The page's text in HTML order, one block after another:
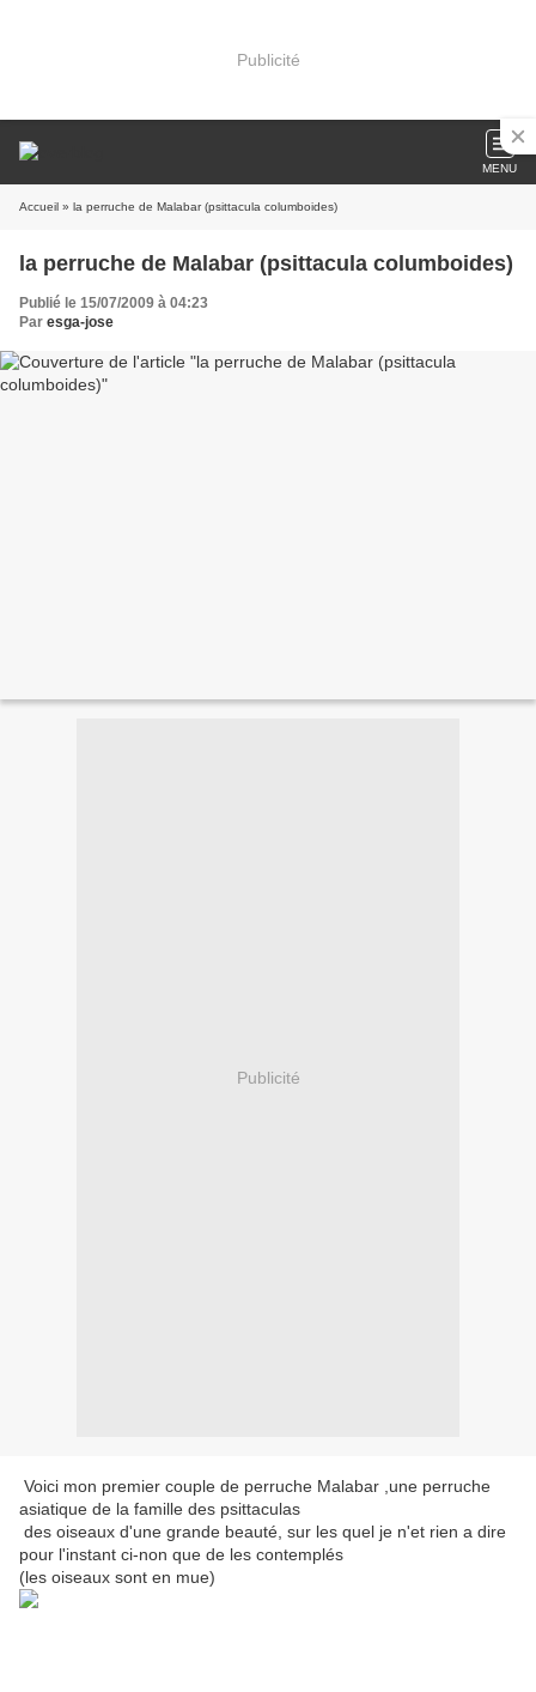
Publicité
MENU
Accueil » la perruche de Malabar (psittacula columboides)
la perruche de Malabar (psittacula columboides)
Publié le 15/07/2009 à 04:23
Par esga-jose
Publicité
Voici mon premier couple de perruche Malabar ,une perruche
asiatique de la famille des psittaculas
des oiseaux d'une grande beauté, sur les quel je n'et rien a dire
pour l'instant ci-non que de les contemplés
(les oiseaux sont en mue)